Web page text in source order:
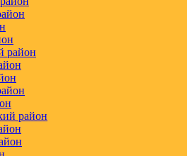
район
район